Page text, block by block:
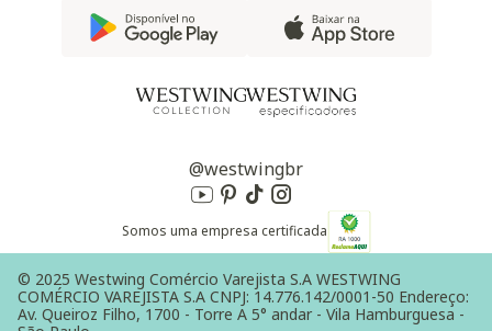
@westwingbr
Somos uma empresa certificada
© 2025 Westwing Comércio Varejista S.A WESTWING
COMÉRCIO VAREJISTA S.A CNPJ: 14.776.142/0001-50 Endereço:
Av. Queiroz Filho, 1700 - Torre A 5° andar - Vila Hamburguesa -